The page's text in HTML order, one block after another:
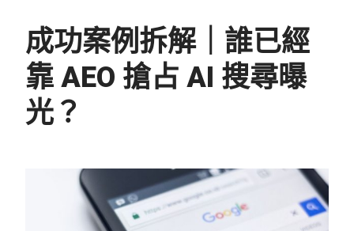
成功案例拆解｜誰已經
靠 AEO 搶占 AI 搜尋曝
光？